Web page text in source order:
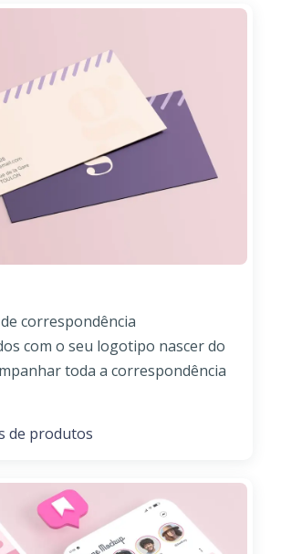
correspondência
com o seu logotipo nascer do
toda a correspondência
de produtos